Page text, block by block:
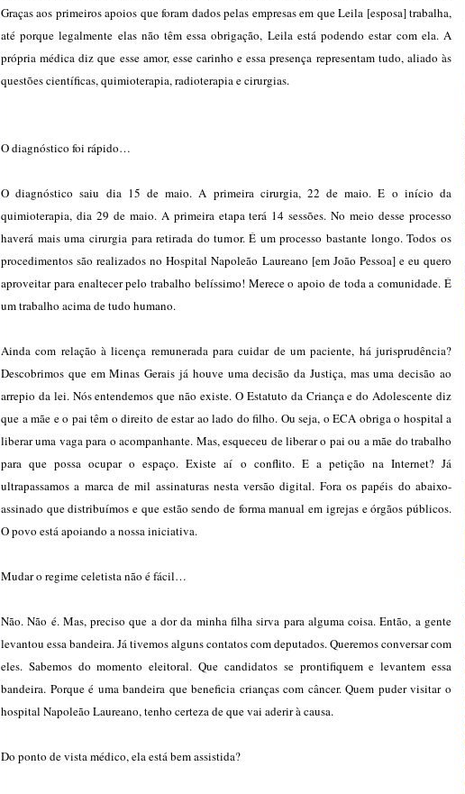
Graças aos primeiros apoios que foram dados pelas empresas em que Leila [esposa] trabalha,
até porque legalmente elas não têm essa obrigação, Leila está podendo estar com ela. A
própria médica diz que esse amor, esse carinho e essa presença representam tudo, aliado às
questões científicas, quimioterapia, radioterapia e cirurgias.
O diagnóstico foi rápido…
O diagnóstico saiu dia 15 de maio. A primeira cirurgia, 22 de maio. E o início da
quimioterapia, dia 29 de maio. A primeira etapa terá 14 sessões. No meio desse processo
haverá mais uma cirurgia para retirada do tumor. É um processo bastante longo. Todos os
procedimentos são realizados no Hospital Napoleão Laureano [em João Pessoa] e eu quero
aproveitar para enaltecer pelo trabalho belíssimo! Merece o apoio de toda a comunidade. É
um trabalho acima de tudo humano.
Ainda com relação à licença remunerada para cuidar de um paciente, há jurisprudência?
Descobrimos que em Minas Gerais já houve uma decisão da Justiça, mas uma decisão ao
arrepio da lei. Nós entendemos que não existe. O Estatuto da Criança e do Adolescente diz
que a mãe e o pai têm o direito de estar ao lado do filho. Ou seja, o ECA obriga o hospital a
liberar uma vaga para o acompanhante. Mas, esqueceu de liberar o pai ou a mãe do trabalho
para que possa ocupar o espaço. Existe aí o conflito. E a petição na Internet? Já
ultrapassamos a marca de mil assinaturas nesta versão digital. Fora os papéis do abaixo-
assinado que distribuímos e que estão sendo de forma manual em igrejas e órgãos públicos.
O povo está apoiando a nossa iniciativa.
Mudar o regime celetista não é fácil…
Não. Não é. Mas, preciso que a dor da minha filha sirva para alguma coisa. Então, a gente
levantou essa bandeira. Já tivemos alguns contatos com deputados. Queremos conversar com
eles. Sabemos do momento eleitoral. Que candidatos se prontifiquem e levantem essa
bandeira. Porque é uma bandeira que beneficia crianças com câncer. Quem puder visitar o
hospital Napoleão Laureano, tenho certeza de que vai aderir à causa.
Do ponto de vista médico, ela está bem assistida?